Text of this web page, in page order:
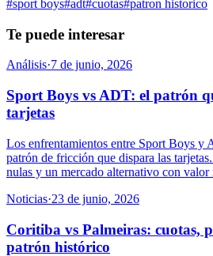
#sport boys#adt#cuotas#patron historico
Te puede interesar
Análisis·7 de junio, 2026
Sport Boys vs ADT: el patrón
tarjetas
Los enfrentamientos entre Sport Boys y
patrón de fricción que dispara las
nulas y un mercado alternativo con valor
Noticias·23 de junio, 2026
Coritiba vs Palmeiras: cuotas,
patrón histórico